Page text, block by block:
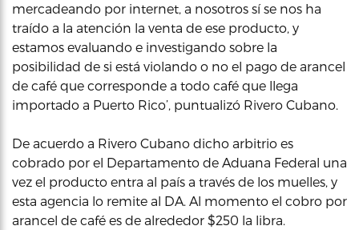
mercadeando por internet, a nosotros sí se nos ha
traído a la atención la venta de ese producto, y
estamos evaluando e investigando sobre la
posibilidad de si está violando o no el pago de arancel
de café que corresponde a todo café que llega
importado a Puerto Rico’, puntualizó Rivero Cubano.
De acuerdo a Rivero Cubano dicho arbitrio es
cobrado por el Departamento de Aduana Federal una
vez el producto entra al país a través de los muelles, y
esta agencia lo remite al DA. Al momento el cobro por
arancel de café es de alrededor $250 la libra.